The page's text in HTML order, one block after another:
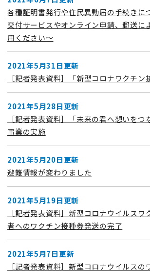
各種証明書発行や住民異動届の手続きに
交付サービスやオンライン申請、郵送に
用ください～
2021年5月31日更新
［記者発表資料］「新型コロナワクチン
2021年5月28日更新
［記者発表資料］「未来の君へ想いをつ
事業の実施
2021年5月20日更新
避難情報が変わりました
2021年5月19日更新
［記者発表資料］新型コロナウイルス
者へのワクチン接種券発送の完了
2021年5月7日更新
［記者発表資料］新型コロナウイルスの